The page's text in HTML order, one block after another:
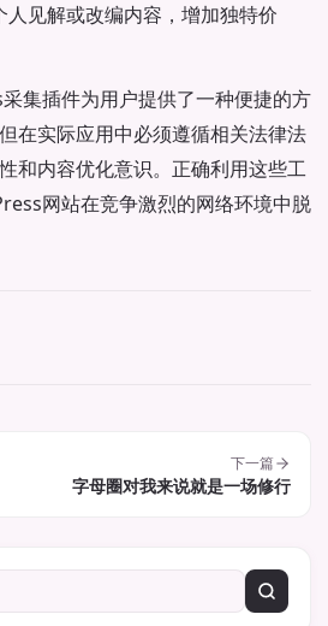
见解或改编内容，增加独特价
集插件为用户提供了一种便捷的方
在实际应用中必须遵循相关法律法
和内容优化意识。正确利用这些工
网站在竞争激烈的网络环境中脱
下一篇
字母圈对我来说就是一场修行